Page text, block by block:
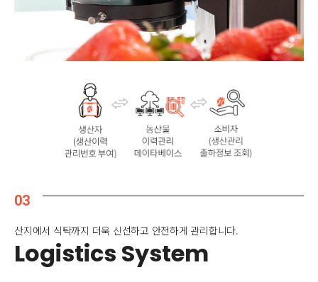
03
산지에서 식탁까지 더욱 신선하고 안전하게 관리합니다.
Logistics System